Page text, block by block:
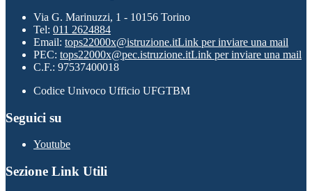
Via G. Marinuzzi, 1 - 10156 Torino
Tel: 011 2624884
Email: tops22000x@istruzione.itLink per inviare una mail
PEC: tops22000x@pec.istruzione.itLink per inviare una mail
C.F.: 97537400018
Codice Univoco Ufficio UFGTBM
Seguici su
Youtube
Sezione Link Utili